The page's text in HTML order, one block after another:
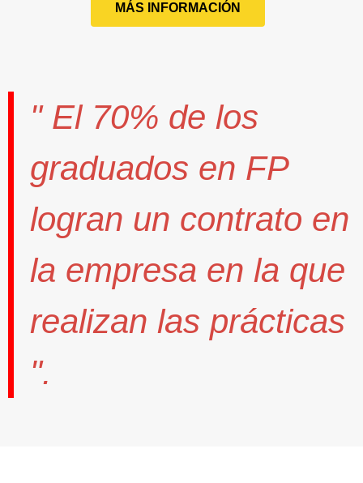
MÁS INFORMACIÓN
" El 70% de los
graduados en FP
logran un contrato en
la empresa en la que
realizan las prácticas
".